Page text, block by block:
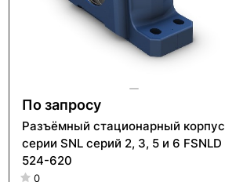
По запросу
Разъёмный стационарный корпус
серии SNL серий 2, 3, 5 и 6 FSNLD
524-620
0